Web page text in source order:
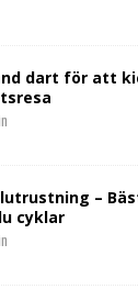
dart för att
–
cyklar